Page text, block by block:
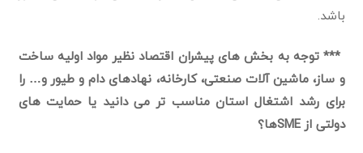
باشد.
*** توجه به بخش های پیشران اقتصاد نظیر مواد اولیه ساخت
و ساز، ماشین آلات صنعتی، کارخانه، نهادهای دام و طیور و… را
برای رشد اشتغال استان مناسب تر می دانید یا حمایت های
دولتی از SMEها؟